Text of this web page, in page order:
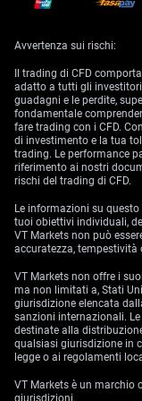
mercato. Durante il
flussi difensivi (acquisti
fuoco ridurrebbe questa
I future sul petrolio
acquisto/vendita a una
avviano al peggior calo
1,04 dollaria92,67
87,64. Nella settimana
moratorium on
almost two
https://t.co/
— Bloomberg
Il calo del petrolio
greggio più basso
timori sulla crescita
rischio” (che tendono a
L’euro è rimasto vicino a
dollaro australiano è
Il dollaro neozelandese
Avvertenza sui rischi:
Il trading di CFD
adatto a tutti gli
guadagni e le perdite,
fondamentale
fare trading con i CFD.
di investimento e la tua
trading. Le performance
riferimento ai nostri
rischi del trading di CFD.
Le informazioni su
tuoi obiettivi individuali,
VT Markets non può
accuratezza, tempestività
VT Markets non offre i
ma non limitati a, Stati
giurisdizione elencata
sanzioni internazionali.
destinate alla
qualsiasi giurisdizione in
legge o ai regolamenti
VT Markets è un marchio